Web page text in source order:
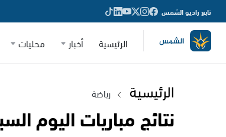
تابع راديو الشمس
الرئيسية أخبار محليات
الرئيسية رياضة
نتائج مباريات اليوم